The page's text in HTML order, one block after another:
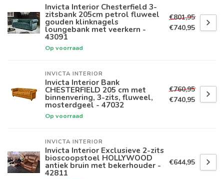
Invicta Interior Chesterfield 3-
zitsbank 205cm petrol fluweel
gouden klinknagels
loungebank met veerkern -
43091
Op voorraad
€801,95
€740,95
INVICTA INTERIOR
Invicta Interior Bank
CHESTERFIELD 205 cm met
binnenvering, 3-zits, fluweel,
mosterdgeel - 47032
Op voorraad
€760,95
€740,95
INVICTA INTERIOR
Invicta Interior Exclusieve 2-zits
bioscoopstoel HOLLYWOOD
antiek bruin met bekerhouder -
42811
€644,95